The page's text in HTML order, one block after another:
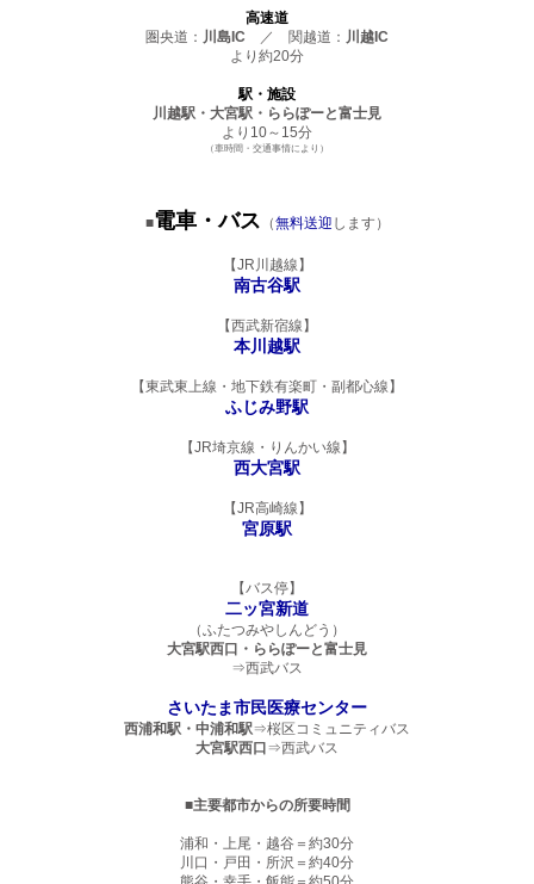
高速道
圏央道： 川島IC ／ 関越道： 川越IC
より約20分
駅・施設
川越駅・大宮駅・ららぽーと富士見
より10～15分
（車時間・交通事情により）
■電車・バス （無料送迎 します）
【JR川越線】
南古谷駅
【西武新宿線】
本川越駅
【東武東上線・地下鉄有楽町・副都心線】
ふじみ野駅
【JR埼京線・りんかい線】
西大宮駅
【JR高崎線】
宮原駅
【バス停】
二ッ宮新道
（ふたつみやしんどう）
大宮駅西口・ららぽーと富士見
⇒西武バス
さいたま市民医療センター
西浦和駅・中浦和駅⇒桜区コミュニティバス
大宮駅西口 ⇒西武バス
■主要都市からの所要時間
浦和・上尾・越谷＝約30分
川口・戸田・所沢＝約40分